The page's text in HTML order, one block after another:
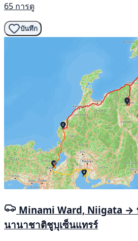
65 การดู
บันทึก
Minami Ward, Niigata →
นานาชาติชูบุเซ็นแทรร์